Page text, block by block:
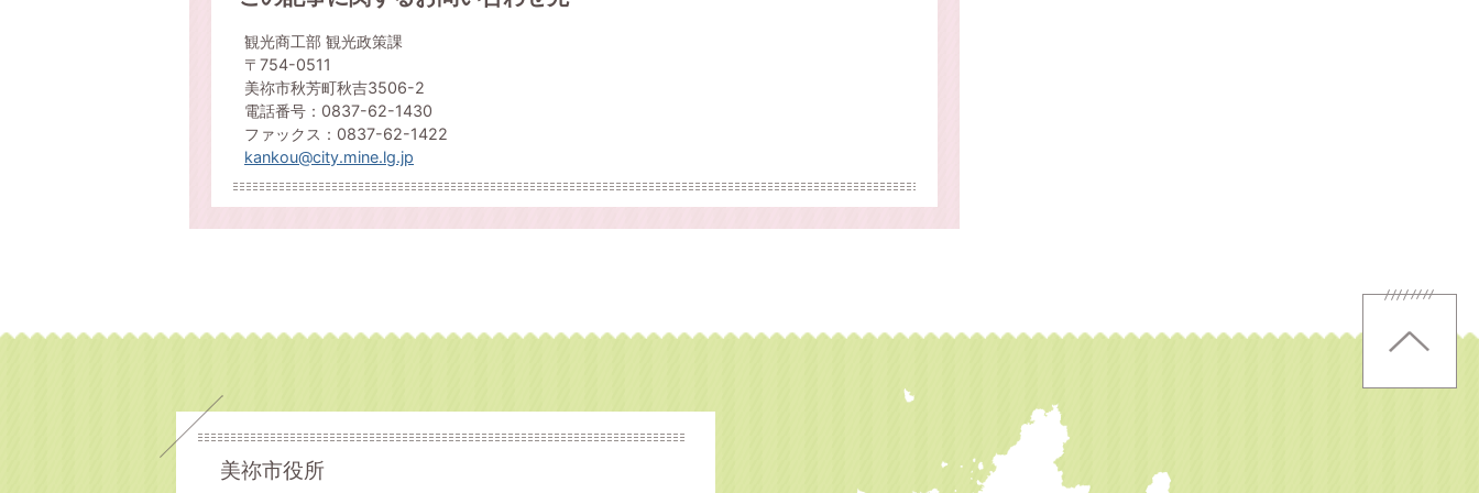
観光商工部 観光政策課
〒754-0511
美祢市秋芳町秋吉3506-2
電話番号：0837-62-1430
ファックス：0837-62-1422
kankou@city.mine.lg.jp
美祢市役所